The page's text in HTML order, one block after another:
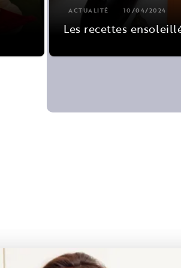
ACTUALITÉ 10/04/2024
Les recettes